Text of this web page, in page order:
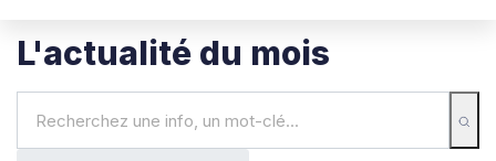
L'actualité du mois